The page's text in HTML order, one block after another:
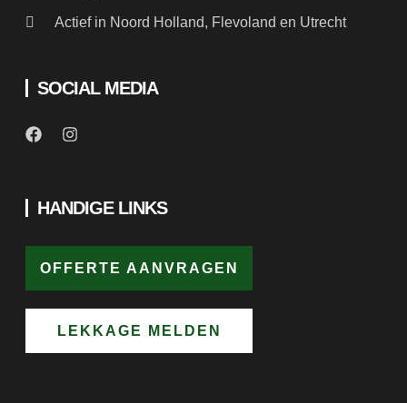
Actief in Noord Holland, Flevoland en Utrecht
SOCIAL MEDIA
HANDIGE LINKS
OFFERTE AANVRAGEN
LEKKAGE MELDEN